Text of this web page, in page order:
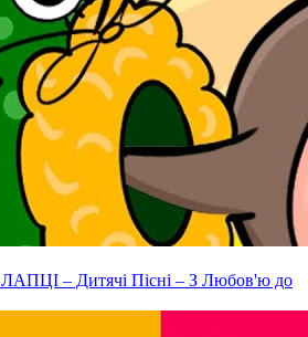
– Дитячі Пісні – З Любов'ю до